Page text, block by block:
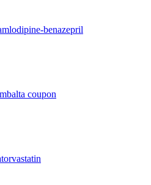
benazepril
coupon